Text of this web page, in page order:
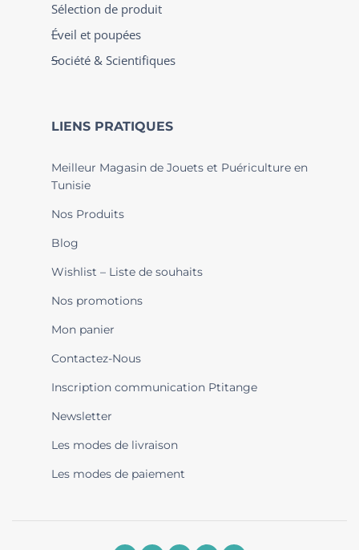
Sélection de produit
Éveil et poupées
Société & Scientifiques
LIENS PRATIQUES
Meilleur Magasin de Jouets et Puériculture en
Tunisie
Nos Produits
Blog
Wishlist – Liste de souhaits
Nos promotions
Mon panier
Contactez-Nous
Inscription communication Ptitange
Newsletter
Les modes de livraison
Les modes de paiement